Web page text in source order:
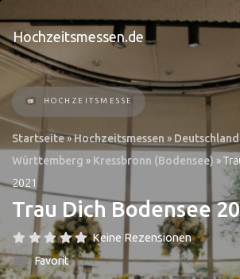
Hochzeitsmessen.de
HOCHZEITSMESSE
Startseite»Hochzeitsmessen » Deutschland
Württemberg » Kressbronn (Bodensee) »
2021
Trau Dich Bodensee
Keine Rezensionen
Favorit